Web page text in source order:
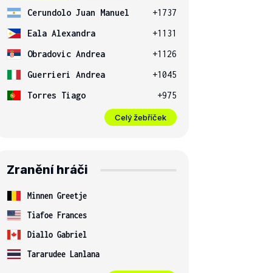
Cerundolo Juan Manuel
+1737
Eala Alexandra
+1131
Obradovic Andrea
+1126
Guerrieri Andrea
+1045
Torres Tiago
+975
Celý žebříček
Zranění hráči
Minnen Greetje
Tiafoe Frances
Diallo Gabriel
Tararudee Lanlana